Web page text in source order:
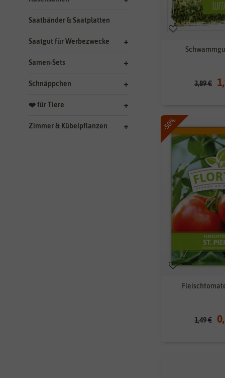
Saatbänder & Saatplatten
Saatgut für Werbezwecke
Samen-Sets
Schnäppchen
❤️ für Tiere
Zimmer & Kübelpflanzen
3,89 €
-50%
1,49 €